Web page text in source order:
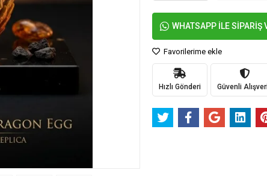
WHATSAPP İLE SİPARİŞ
Favorilerime ekle
Hızlı Gönderi Güvenli